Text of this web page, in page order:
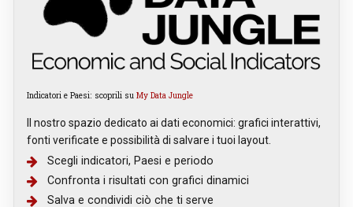
Indicatori e Paesi: scoprili su My Data Jungle
Il nostro spazio dedicato ai dati economici: grafici interattivi,
fonti verificate e possibilità di salvare i tuoi layout.
Scegli indicatori, Paesi e periodo
Confronta i risultati con grafici dinamici
Salva e condividi ciò che ti serve